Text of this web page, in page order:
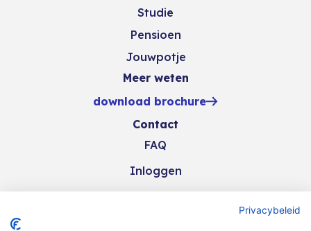
Studie
Pensioen
Jouwpotje
Meer weten
download brochure
Contact
FAQ
Inloggen
Privacybeleid